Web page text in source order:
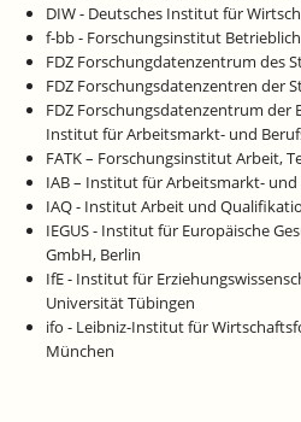
DIW - Deutsches Institut für
f-bb - Forschungsinstitut
FDZ Forschungdatenzentrum des
FDZ Forschungsdatenzentren der
FDZ Forschungsdatenzentrum der
Institut für Arbeitsmarkt- und
FATK – Forschungsinstitut Arbeit,
IAB – Institut für Arbeitsmarkt-
IAQ - Institut Arbeit und
IEGUS - Institut für Europäische
GmbH, Berlin
IfE - Institut für
Universität Tübingen
ifo - Leibniz-Institut für
München